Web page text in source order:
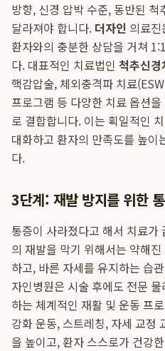
방향, 신경 압박 수준, 동반된
달라져야 합니다. 더자인 의료
환자와의 충분한 상담을 거쳐
다. 대표적인 치료법인 척추신경
핵감압술, 체외충격파 치료
프로그램 등 다양한 치료 옵션
로 결합합니다. 이는 획일적인
대화하고 환자의 만족도를 높이
다.
3단계: 재발 방지를 위한
통증이 사라졌다고 해서 치료가
의 재발을 막기 위해서는 약해
하고, 바른 자세를 유지하는 습
자인병원은 시술 후에도 전문
하는 체계적인 재활 및 운동 프
강화 운동, 스트레칭, 자세 교정
을 높이고, 환자 스스로가 건강